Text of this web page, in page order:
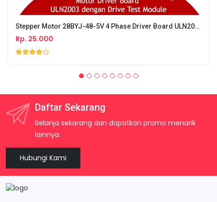
Stepper Motor 28BYJ-48-5V 4 Phase Driver Board ULN2003
Rp. 25.000
Daftar Sekarang
Belanja sekarang dan dapatkan promo menarik
lainnya.
Hubungi Kami